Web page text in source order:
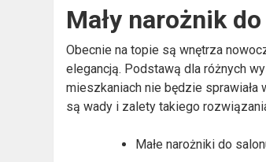
Mały narożnik
Obecnie na topie są wnętrza
elegancją. Podstawą dla różnych
mieszkaniach nie będzie sprawiała
są wady i zalety takiego
Małe narożniki do